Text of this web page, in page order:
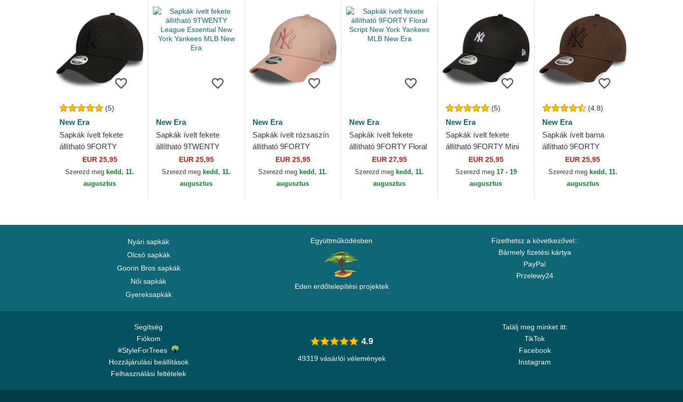
(5)
New Era
Sapkák ívelt fekete
állítható 9FORTY
Essential New York
Yankees MLB New Era
EUR 25,95
Szerezd meg kedd, 11.
augusztus
New Era
Sapkák ívelt fekete
állítható 9TWENTY
League Essential New
York Yankees MLB
New Era
EUR 25,95
Szerezd meg kedd, 11.
augusztus
New Era
Sapkák ívelt rózsaszín
állítható 9FORTY
League Essential New
York Yankees MLB
New Era
EUR 25,95
Szerezd meg kedd, 11.
augusztus
New Era
Sapkák ívelt fekete
állítható 9FORTY Floral
Script New York
Yankees MLB New Era
EUR 27,95
Szerezd meg kedd, 11.
augusztus
(5)
New Era
Sapkák ívelt fekete
állítható 9FORTY Mini
New York Yankees
MLB New Era
EUR 25,95
Szerezd meg 17 - 19
augusztus
(4.8)
New Era
Sapkák ívelt barna
állítható 9FORTY
League Essential New
York Yankees MLB New
EUR 25,95
Szerezd meg kedd, 11.
augusztus
Nyári sapkák
Olcsó sapkák
Goorin Bros sapkák
Női sapkák
Gyereksapkák
Együttműködésben
Eden erdőtelepítési projektek
Fizethetsz a következővel::
Bármely fizetési kártya
PayPal
Przelewy24
Segítség
Fiókom
#StyleForTrees
Hozzájárulási beállítások
Felhasználási feltételek
Találj meg minket itt:
TikTok
Facebook
Instagram
4.9
49319 vásárlói vélemények